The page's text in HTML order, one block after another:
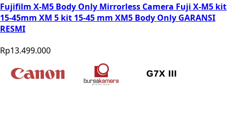
Fujifilm X-M5 Body Only Mirrorless Camera Fuji X-M5 kit
15-45mm XM 5 kit 15-45 mm XM5 Body Only GARANSI
RESMI
Rp13.499.000